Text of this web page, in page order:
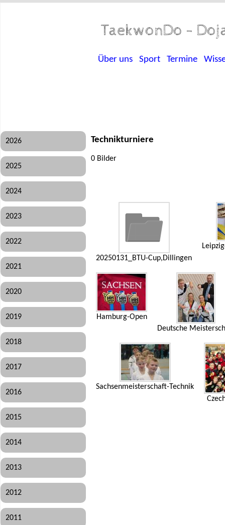
TaekwonDo -
Über uns Sport Termine
2026
2025
2024
2023
2022
2021
2020
2019
2018
2017
2016
2015
2014
2013
2012
2011
Technikturniere
0 Bilder
20250131_BTU-Cup,Dillingen
Hamburg-Open
Deutsche
Sachsenmeisterschaft-Technik